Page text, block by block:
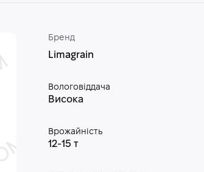
Бренд
Limagrain
Вологовіддача
Висока
Врожайність
12-15 т